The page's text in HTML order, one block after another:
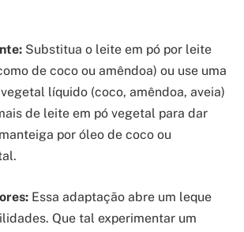
Substitua o leite em pó por leite
de coco ou amêndoa) ou use uma
líquido (coco, amêndoa, aveia)
de leite em pó vegetal para dar
por óleo de coco ou
Essa adaptação abre um leque
Que tal experimentar um